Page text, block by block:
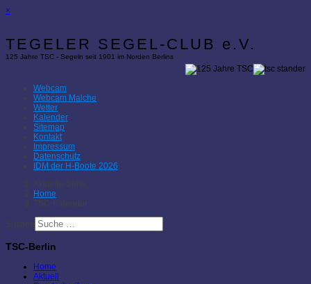
×
TEGELER SEGEL-CLUB e.V.
125 Jahre TSC - Segeln seit 1901 im Norden Berlins
Webcam
Webcam Malche
Wetter
Kalender
Sitemap
Kontakt
Impressum
Datenschutz
IDM der H-Boote 2026
Aktuelle Seite:
Home
TSC-Kalender
Suchen
TSC-Berlin
Home
Aktuell